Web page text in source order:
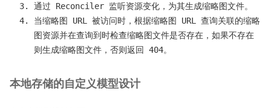
通过 Reconciler 监听资源变化，为其生成缩略图文件。
当缩略图 URL 被访问时，根据缩略图 URL 查询关联的缩略
图资源并在查询到时检查缩略图文件是否存在，如果不存在
则生成缩略图文件，否则返回 404。
本地存储的自定义模型设计